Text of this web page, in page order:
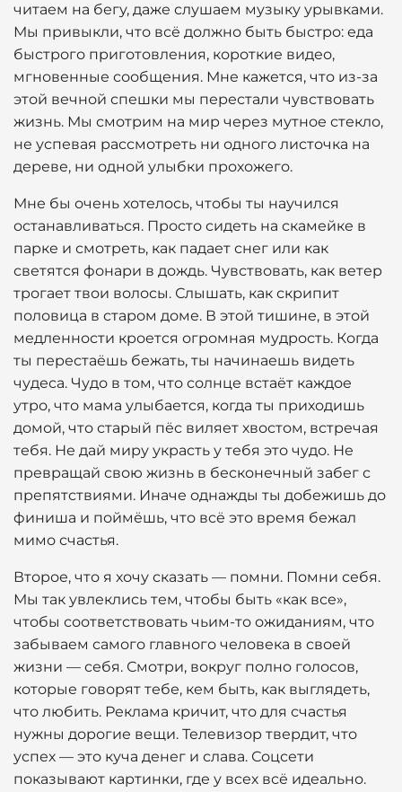
читаем на бегу, даже слушаем музыку урывками.
Мы привыкли, что всё должно быть быстро: еда
быстрого приготовления, короткие видео,
мгновенные сообщения. Мне кажется, что из-за
этой вечной спешки мы перестали чувствовать
жизнь. Мы смотрим на мир через мутное стекло,
не успевая рассмотреть ни одного листочка на
дереве, ни одной улыбки прохожего.
Мне бы очень хотелось, чтобы ты научился
останавливаться. Просто сидеть на скамейке в
парке и смотреть, как падает снег или как
светятся фонари в дождь. Чувствовать, как ветер
трогает твои волосы. Слышать, как скрипит
половица в старом доме. В этой тишине, в этой
медленности кроется огромная мудрость. Когда
ты перестаёшь бежать, ты начинаешь видеть
чудеса. Чудо в том, что солнце встаёт каждое
утро, что мама улыбается, когда ты приходишь
домой, что старый пёс виляет хвостом, встречая
тебя. Не дай миру украсть у тебя это чудо. Не
превращай свою жизнь в бесконечный забег с
препятствиями. Иначе однажды ты добежишь до
финиша и поймёшь, что всё это время бежал
мимо счастья.
Второе, что я хочу сказать — помни. Помни себя.
Мы так увлеклись тем, чтобы быть «как все»,
чтобы соответствовать чьим-то ожиданиям, что
забываем самого главного человека в своей
жизни — себя. Смотри, вокруг полно голосов,
которые говорят тебе, кем быть, как выглядеть,
что любить. Реклама кричит, что для счастья
нужны дорогие вещи. Телевизор твердит, что
успех — это куча денег и слава. Соцсети
показывают картинки, где у всех всё идеально.